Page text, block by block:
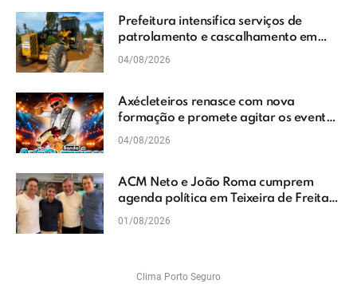
Prefeitura intensifica serviços de
patrolamento e cascalhamento em
Vera Cruz
04/08/2026
Axécleteiros renasce com nova
formação e promete agitar os eventos
do Extremo Sul da Bahia
04/08/2026
ACM Neto e João Roma cumprem
agenda política em Teixeira de Freitas
e reforçam projeto para o Extremo Sul
01/08/2026
Clima Porto Seguro